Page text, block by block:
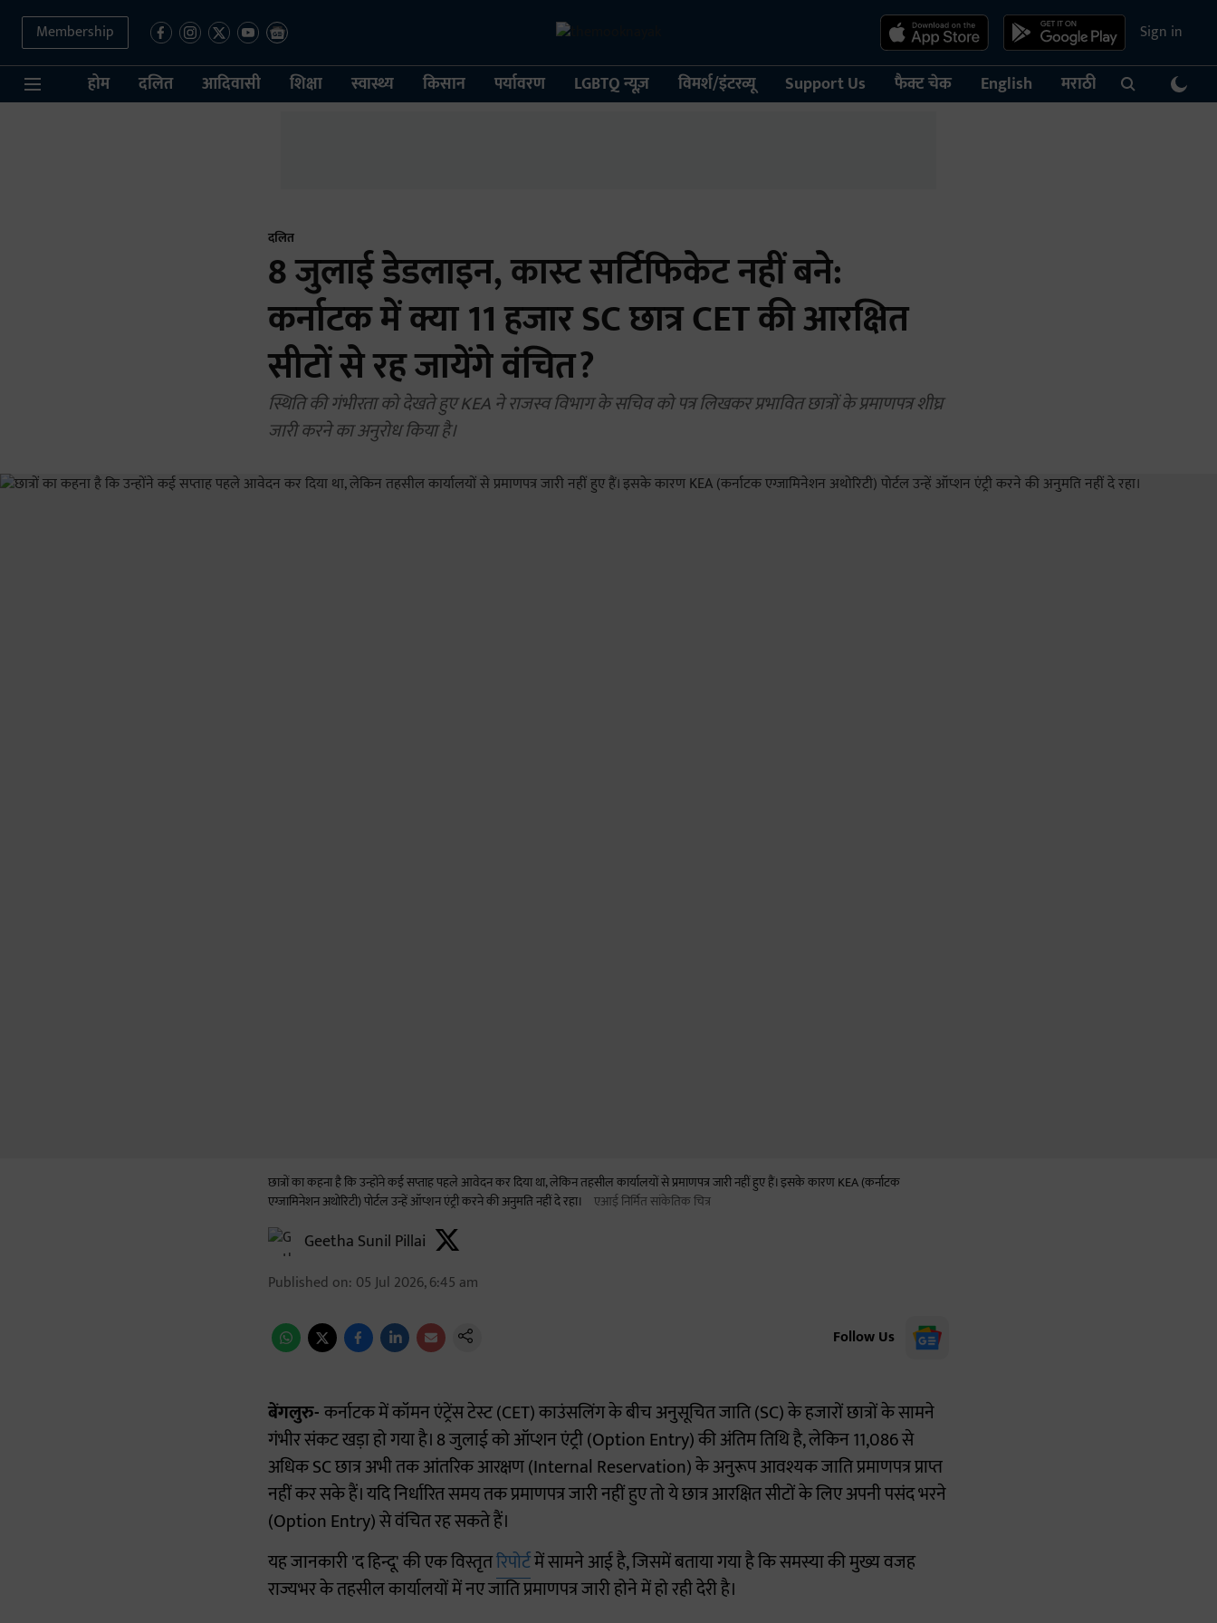
Membership Sign in
होम दलित आदिवासी शिक्षा स्वास्थ्य किसान पर्यावरण LGBTQ न्यूज़ विमर्श/इंटरव्यू Support Us फैक्ट चेक English मराठी
दलित
8 जुलाई डेडलाइन, कास्ट सर्टिफिकेट नहीं बने:
कर्नाटक में क्या 11 हजार SC छात्र CET की आरक्षित
सीटों से रह जायेंगे वंचित?
स्थिति की गंभीरता को देखते हुए KEA ने राजस्व विभाग के सचिव को पत्र लिखकर प्रभावित छात्रों के प्रमाणपत्र शीघ्र
जारी करने का अनुरोध किया है।
छात्रों का कहना है कि उन्होंने कई सप्ताह पहले आवेदन कर दिया था, लेकिन तहसील कार्यालयों से प्रमाणपत्र जारी नहीं हुए हैं। इसके कारण KEA (कर्नाटक
एग्जामिनेशन अथोरिटी) पोर्टल उन्हें ऑप्शन एंट्री करने की अनुमति नहीं दे रहा।
एआई निर्मित सांकेतिक चित्र
Geetha Sunil Pillai
Published on: 05 Jul 2026, 6:45 am
Follow Us
बेंगलुरु-कर्नाटक में कॉमन एंट्रेंस टेस्ट (CET) काउंसलिंग के बीच अनुसूचित जाति (SC) के हजारों छात्रों के सामने
गंभीर संकट खड़ा हो गया है। 8 जुलाई को ऑप्शन एंट्री (Option Entry) की अंतिम तिथि है, लेकिन 11,086 से
अधिक SC छात्र अभी तक आंतरिक आरक्षण (Internal Reservation) के अनुरूप आवश्यक जाति प्रमाणपत्र प्राप्त
नहीं कर सके हैं। यदि निर्धारित समय तक प्रमाणपत्र जारी नहीं हुए तो ये छात्र आरक्षित सीटों के लिए अपनी पसंद भरने
(Option Entry) से वंचित रह सकते हैं।
यह जानकारी 'द हिन्दू' की एक विस्तृतरिपोर्टमें सामने आई है, जिसमें बताया गया है कि समस्या की मुख्य वजह
राज्यभर के तहसील कार्यालयों में नए जाति प्रमाणपत्र जारी होने में हो रही देरी है।